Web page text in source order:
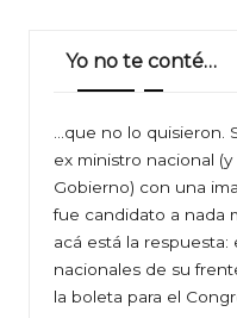
Yo no te conté…
…que no lo quisieron.
ex ministro nacional
Gobierno) con una
fue candidato a nada
acá está la
nacionales de su
la boleta para el